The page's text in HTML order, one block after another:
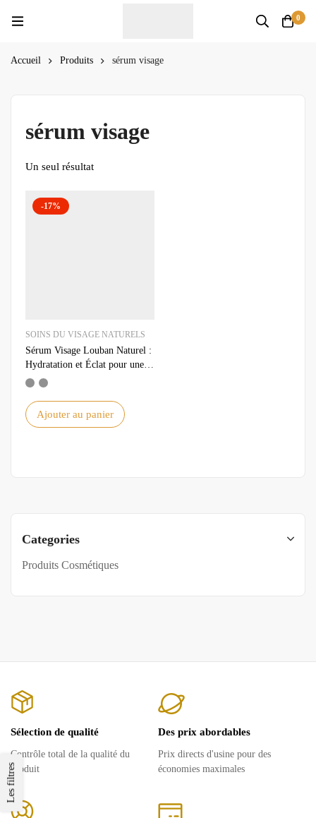
0
Accueil Produits sérum visage
Categories
Produits Cosmétiques
Les filtres
sérum visage
Un seul résultat
-17%
SOINS DU VISAGE NATURELS
Sérum Visage Louban Naturel :
Hydratation et Éclat pour une
Peau Parfaite
Ajouter au panier
Sélection de qualité
Contrôle total de la qualité du
produit
Des prix abordables
Prix ​​directs d'usine pour des
économies maximales